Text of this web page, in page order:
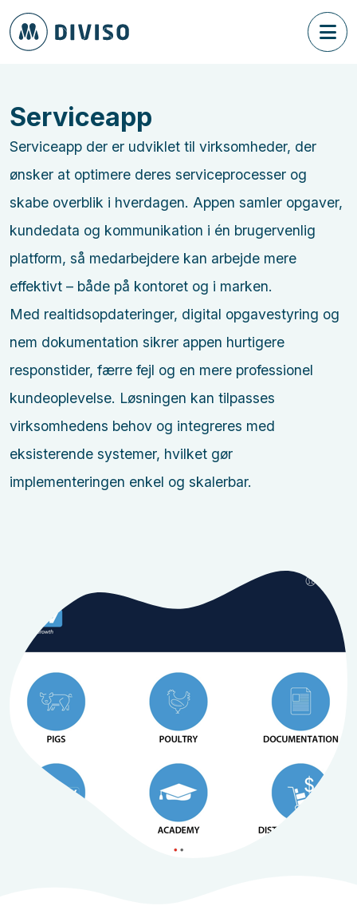
Serviceapp
Serviceapp der er udviklet til virksomheder, der
ønsker at optimere deres serviceprocesser og
skabe overblik i hverdagen. Appen samler opgaver,
kundedata og kommunikation i én brugervenlig
platform, så medarbejdere kan arbejde mere
effektivt – både på kontoret og i marken.
Med realtidsopdateringer, digital opgavestyring og
nem dokumentation sikrer appen hurtigere
responstider, færre fejl og en mere professionel
kundeoplevelse. Løsningen kan tilpasses
virksomhedens behov og integreres med
eksisterende systemer, hvilket gør
implementeringen enkel og skalerbar.